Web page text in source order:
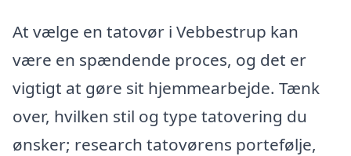
At vælge en tatovør i Vebbestrup kan
være en spændende proces, og det er
vigtigt at gøre sit hjemmearbejde. Tænk
over, hvilken stil og type tatovering du
ønsker; research tatovørens portefølje,